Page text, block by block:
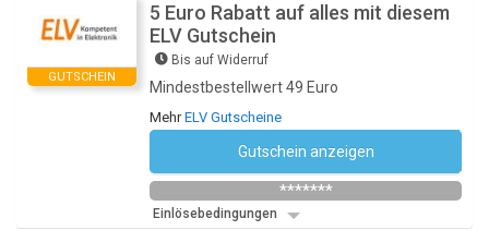
GUTSCHEIN
5 Euro Rabatt auf alles mit diesem
ELV Gutschein
Bis auf Widerruf
Mindestbestellwert 49 Euro
MehrELV Gutscheine
Gutschein anzeigen
*******
Einlösebedingungen